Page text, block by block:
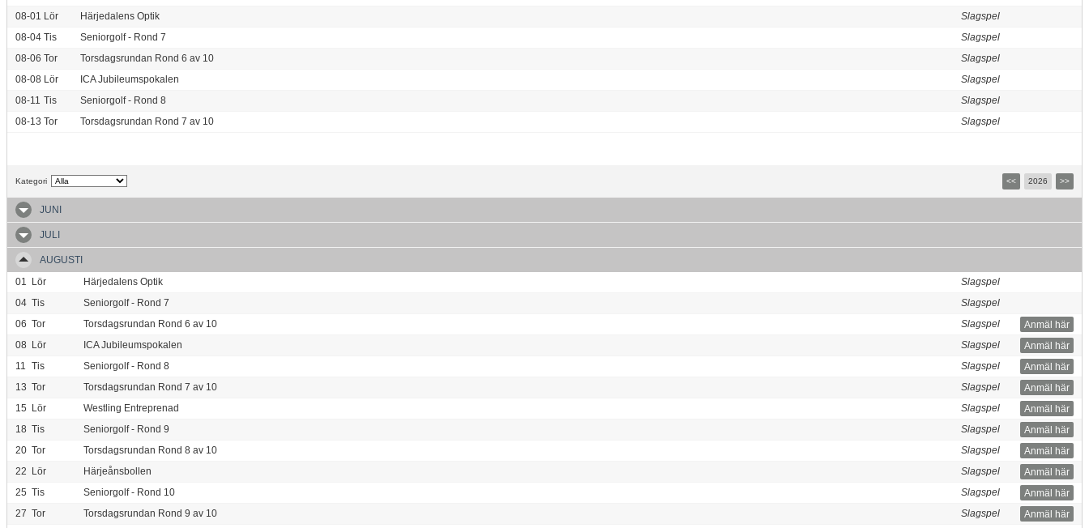
08-01 Lör Slagspel
Härjedalens Optik
08-04 Tis Slagspel
Seniorgolf - Rond 7
08-06 Tor Slagspel
Torsdagsrundan Rond 6 av 10
08-08 Lör Slagspel
ICA Jubileumspokalen
08-11 Tis Slagspel
Seniorgolf - Rond 8
08-13 Tor Slagspel
Torsdagsrundan Rond 7 av 10
<< 2026 >>
Kategori
JUNI
JULI
AUGUSTI
01
Lör Slagspel
Härjedalens Optik
04 Tis Slagspel
Seniorgolf - Rond 7
06 Tor Anmäl här
Slagspel
Torsdagsrundan Rond 6 av 10
08 Lör Anmäl här
Slagspel
ICA Jubileumspokalen
11
Tis Anmäl här
Slagspel
Seniorgolf - Rond 8
13 Tor Anmäl här
Slagspel
Torsdagsrundan Rond 7 av 10
15 Lör Anmäl här
Slagspel
Westling Entreprenad
18 Tis Anmäl här
Slagspel
Seniorgolf - Rond 9
20 Tor Anmäl här
Slagspel
Torsdagsrundan Rond 8 av 10
22 Lör Anmäl här
Slagspel
Härjeånsbollen
25 Tis Anmäl här
Slagspel
Seniorgolf - Rond 10
27 Tor Anmäl här
Slagspel
Torsdagsrundan Rond 9 av 10